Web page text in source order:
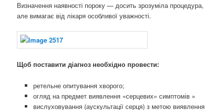
Визначення наявності пороку — досить зрозуміла процедура,
але вимагає від лікаря особливої ​​уважності.
Щоб поставити діагноз необхідно провести:
ретельне опитування хворого;
огляд на предмет виявлення «серцевих» симптомів »
вислуховування (аускультації серця) з метою виявлення